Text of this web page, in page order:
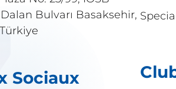
Bulvarı Basaksehir,
Sociaux